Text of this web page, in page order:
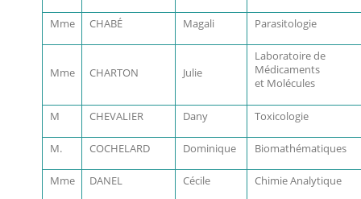
Mme CHABÉ Magali Parasitologie
Mme CHARTON Julie
Laboratoire de
Médicaments
et Molécules
M CHEVALIER Dany Toxicologie
M. COCHELARD Dominique Biomathématiques
Mme DANEL Cécile Chimie Analytique